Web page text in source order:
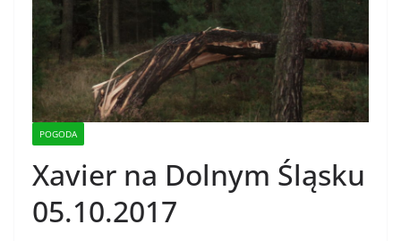
POGODA
Xavier na Dolnym Śląsku
05.10.2017